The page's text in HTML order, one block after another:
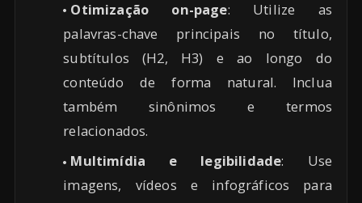
Otimização on-page: Utilize as
palavras-chave principais no título,
subtítulos (H2, H3) e ao longo do
conteúdo de forma natural. Inclua
também sinônimos e termos
relacionados.
Multimídia e legibilidade: Use
imagens, vídeos e infográficos para